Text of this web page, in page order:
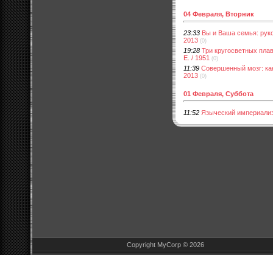
04 Февраля, Вторник
23:33 Вы и Ваша семья:
2013 (0)
19:28 Три кругосветных
Е. / 1951 (0)
11:39 Совершенный мозг:
2013 (0)
01 Февраля, Суббота
11:52 Языческий
Copyright MyCorp © 2026